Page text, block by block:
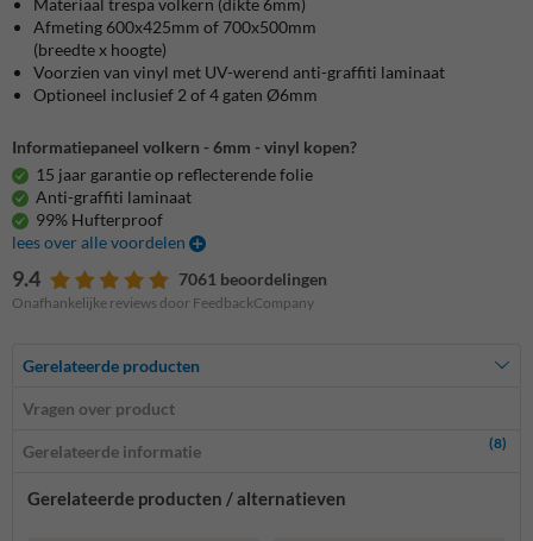
Materiaal trespa volkern (dikte 6mm)
Afmeting 600x425mm of 700x500mm
(breedte x hoogte)
Voorzien van vinyl met UV-werend anti-graffiti laminaat
Optioneel inclusief 2 of 4 gaten Ø6mm
Informatiepaneel volkern - 6mm - vinyl kopen?
15 jaar garantie op reflecterende folie
Anti-graffiti laminaat
99% Hufterproof
lees over alle voordelen
9.4 7061 beoordelingen
Onafhankelijke reviews door FeedbackCompany
Gerelateerde producten
Vragen over product
Gerelateerde informatie (8)
Gerelateerde producten / alternatieven